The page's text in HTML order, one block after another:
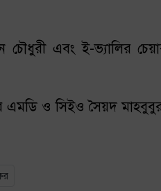
এবং ই-ভ্যালির
এমডি ও সিইও সৈয়দ